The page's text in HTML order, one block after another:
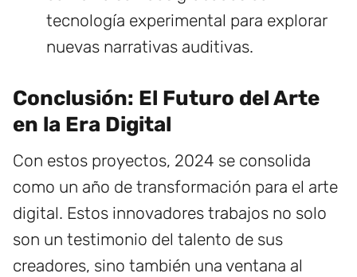
tecnología experimental para explorar
nuevas narrativas auditivas.
Conclusión: El Futuro del Arte
en la Era Digital
Con estos proyectos, 2024 se consolida
como un año de transformación para el arte
digital. Estos innovadores trabajos no solo
son un testimonio del talento de sus
creadores, sino también una ventana al